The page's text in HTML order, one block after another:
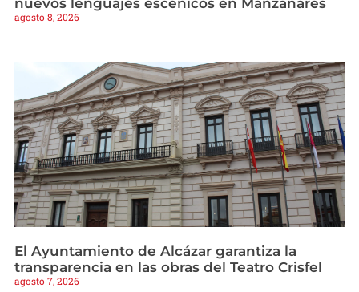
nuevos lenguajes escénicos en Manzanares
agosto 8, 2026
El Ayuntamiento de Alcázar garantiza la
transparencia en las obras del Teatro Crisfel
agosto 7, 2026